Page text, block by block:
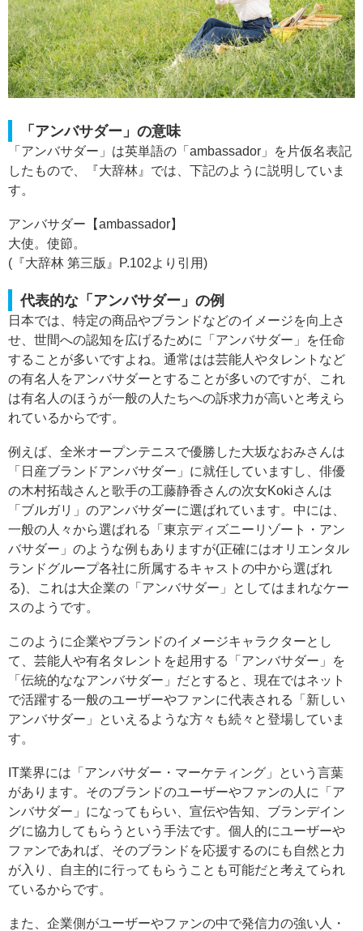
「アンバサダー」の意味
「アンバサダー」は英単語の「ambassador」を片仮名表記
したもので、『大辞林』では、下記のように説明していま
す。
アンバサダー【ambassador】
大使。使節。
(『大辞林 第三版』P.102より引用)
代表的な「アンバサダー」の例
日本では、特定の商品やブランドなどのイメージを向上さ
せ、世間への認知を広げるために「アンバサダー」を任命
することが多いですよね。通常はは芸能人やタレントなど
の有名人をアンバサダーとすることが多いのですが、これ
は有名人のほうが一般の人たちへの訴求力が高いと考えら
れているからです。
例えば、全米オープンテニスで優勝した大坂なおみさんは
「日産ブランドアンバサダー」に就任していますし、俳優
の木村拓哉さんと歌手の工藤静香さんの次女Kokiさんは
「ブルガリ」のアンバサダーに選ばれています。中には、
一般の人々から選ばれる「東京ディズニーリゾート・アン
バサダー」のような例もありますが(正確にはオリエンタル
ランドグループ各社に所属するキャストの中から選ばれ
る)、これは大企業の「アンバサダー」としてはまれなケー
スのようです。
このように企業やブランドのイメージキャラクターとし
て、芸能人や有名タレントを起用する「アンバサダー」を
「伝統的ななアンバサダー」だとすると、現在ではネット
で活躍する一般のユーザーやファンに代表される「新しい
アンバサダー」といえるような方々も続々と登場していま
す。
IT業界には「アンバサダー・マーケティング」という言葉
があります。そのブランドのユーザーやファンの人に「ア
ンバサダー」になってもらい、宣伝や告知、ブランデイン
グに協力してもらうという手法です。個人的にユーザーや
ファンであれば、そのブランドを応援するのにも自然と力
が入り、自主的に行ってもらうことも可能だと考えてられ
ているからです。
また、企業側がユーザーやファンの中で発信力の強い人・